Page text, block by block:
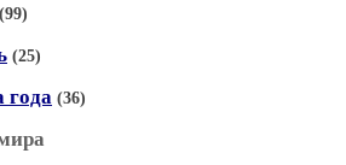
(99)
(25)
года (36)